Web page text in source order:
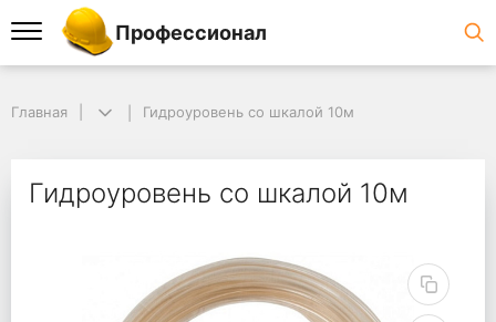
Профессионал
Главная Гидроуровень со шкалой 10м
Гидроуровень со шкалой 10м